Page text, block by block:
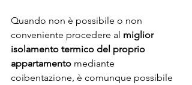
Quando non è possibile o non
conveniente procedere al miglior
isolamento termico del proprio
appartamento mediante
coibentazione, è comunque possibile